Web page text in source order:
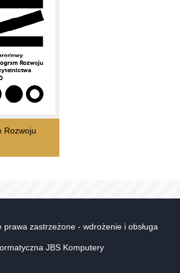
Rozwoju
prawa zastrzeżone - wdrożenie i obsługa
JBS Komputery